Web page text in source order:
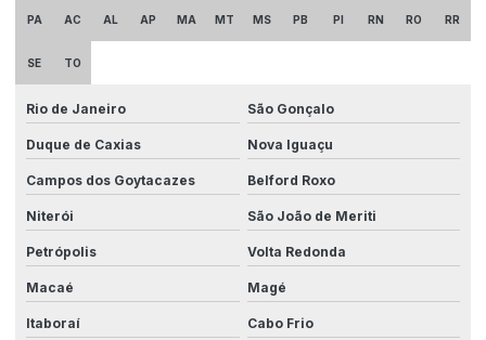
Clp indústria
Comunicação entre máquinas industriais
Controle e automação industrial
Desenvolvimento de equipamentos industriais
Desenvolvimento de painéis elétricos
Desenvolvimento de sistemas automatizados
Drive system
Eficiência energética industrial
PA AC AL AP MA MT MS PB PI RN RO RR
SE TO
Rio de Janeiro São Gonçalo
Duque de Caxias Nova Iguaçu
Campos dos Goytacazes Belford Roxo
Niterói São João de Meriti
Petrópolis Volta Redonda
Macaé Magé
Itaboraí Cabo Frio